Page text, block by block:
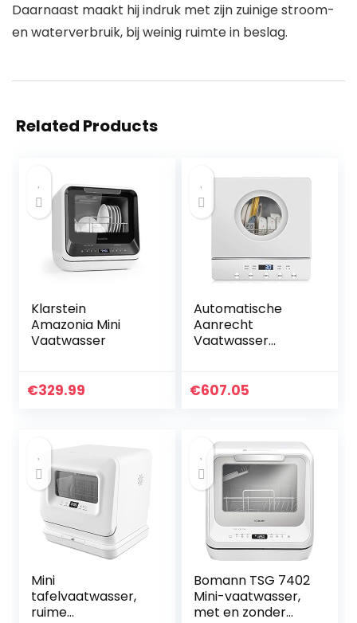
Daarnaast maakt hij indruk met zijn zuinige stroom-
en waterverbruik, bij weinig ruimte in beslag.
Related Products
Klarstein
Amazonia Mini
Vaatwasser
€329.99
Automatische
Aanrecht
Vaatwasser
Geluidsniveau, 5
€607.05
Mini
tafelvaatwasser,
ruime
Bomann TSG 7402
Mini-vaatwasser,
met en zonder